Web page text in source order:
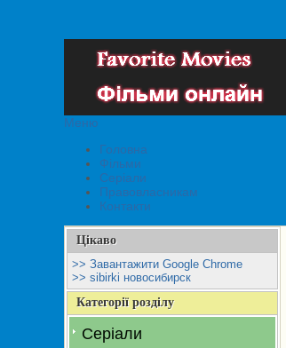
Меню
Головна
Фільми
Серіали
Правовласникам
Контакти
Цікаво
>> Завантажити Google Chrome
>> sibirki новосибирск
Категорії розділу
Серіали